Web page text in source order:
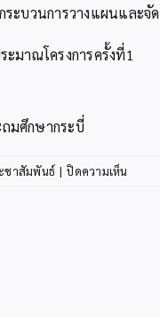
ะบวนการวางแผนและ
มาณโครงการครั้งที่1
มศึกษากระบี่
ชาสัมพันธ์ | ปิดความเห็น